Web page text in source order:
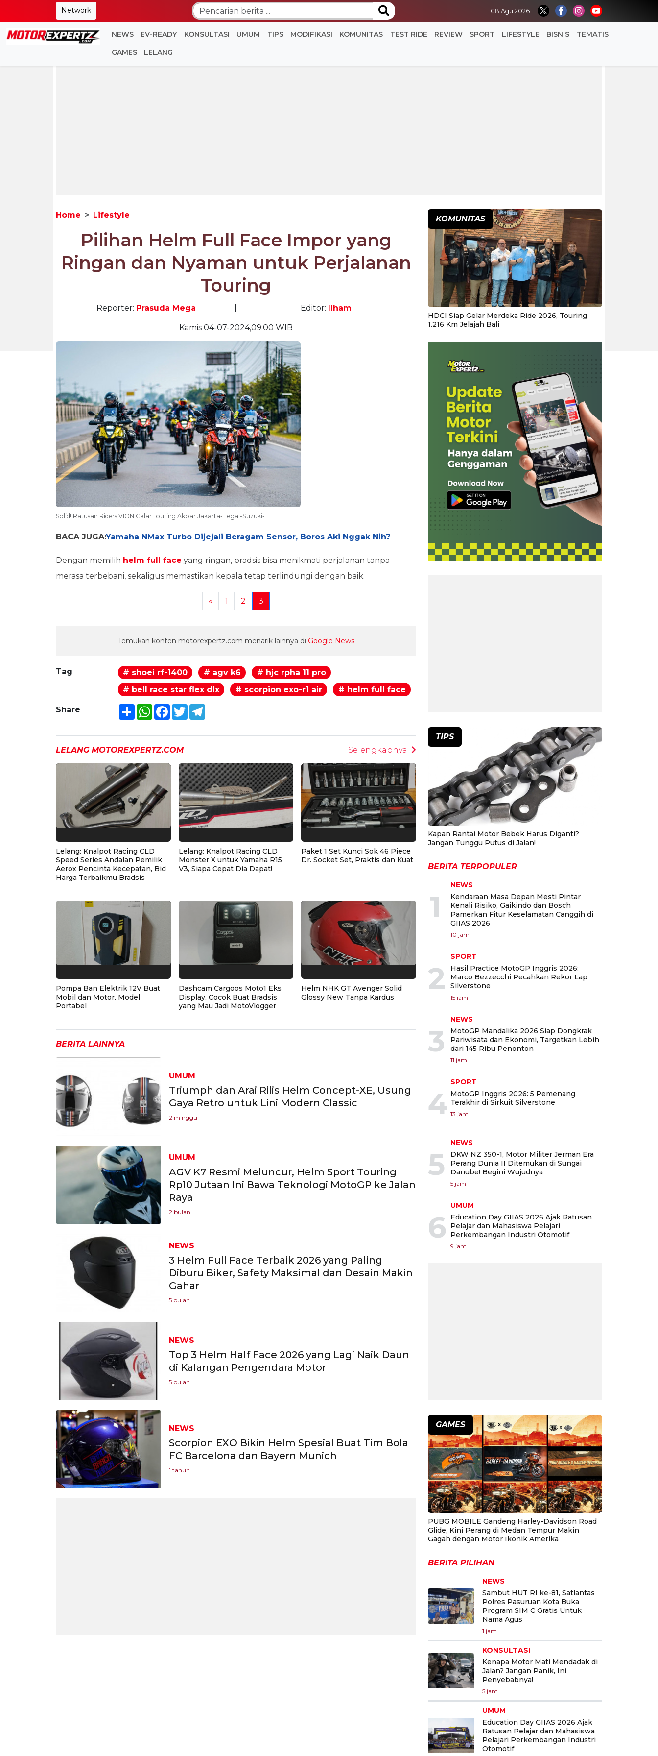
Network 08 Agu 2026
NEWS EV-READY KONSULTASI UMUM TIPS MODIFIKASI KOMUNITAS TEST RIDE REVIEW SPORT LIFESTYLE BISNIS TEMATIS
GAMES LELANG
Home Lifestyle
Pilihan Helm Full Face Impor yang
Ringan dan Nyaman untuk Perjalanan
Touring
Reporter: Prasuda Mega Editor: Ilham
Kamis 04-07-2024,09:00 WIB
Solid! Ratusan Riders VION Gelar Touring Akbar Jakarta- Tegal-Suzuki-
BACA JUGA:Yamaha NMax Turbo Dijejali Beragam Sensor, Boros Aki Nggak Nih?
Dengan memilih helm full face yang ringan, bradsis bisa menikmati perjalanan tanpa
merasa terbebani, sekaligus memastikan kepala tetap terlindungi dengan baik.
« 1 2 3
Temukan konten motorexpertz.com menarik lainnya di Google News
Tag # shoei rf-1400 # agv k6
# hjc rpha 11 pro
# bell race star flex dlx
# scorpion exo-r1 air # helm full face
Share ShareWhatsApp
Facebook
TwitterTelegram
LELANG MOTOREXPERTZ.COM Selengkapnya
Lelang: Knalpot Racing CLD
Speed Series Andalan Pemilik
Aerox Pencinta Kecepatan, Bid
Harga Terbaikmu Bradsis
Lelang: Knalpot Racing CLD
Monster X untuk Yamaha R15
V3, Siapa Cepat Dia Dapat!
Paket 1 Set Kunci Sok 46 Piece
Dr. Socket Set, Praktis dan Kuat
Pompa Ban Elektrik 12V Buat
Mobil dan Motor, Model
Portabel
Dashcam Cargoos Moto1 Eks
Display, Cocok Buat Bradsis
yang Mau Jadi MotoVlogger
Helm NHK GT Avenger Solid
Glossy New Tanpa Kardus
BERITA LAINNYA
UMUM
Triumph dan Arai Rilis Helm Concept-XE, Usung
Gaya Retro untuk Lini Modern Classic
2 minggu
UMUM
AGV K7 Resmi Meluncur, Helm Sport Touring
Rp10 Jutaan Ini Bawa Teknologi MotoGP ke Jalan
Raya
2 bulan
NEWS
3 Helm Full Face Terbaik 2026 yang Paling
Diburu Biker, Safety Maksimal dan Desain Makin
Gahar
5 bulan
NEWS
Top 3 Helm Half Face 2026 yang Lagi Naik Daun
di Kalangan Pengendara Motor
5 bulan
NEWS
Scorpion EXO Bikin Helm Spesial Buat Tim Bola
FC Barcelona dan Bayern Munich
1 tahun
KOMUNITAS
HDCI Siap Gelar Merdeka Ride 2026, Touring
1.216 Km Jelajah Bali
TIPS
Kapan Rantai Motor Bebek Harus Diganti?
Jangan Tunggu Putus di Jalan!
BERITA TERPOPULER
1
NEWS
Kendaraan Masa Depan Mesti Pintar
Kenali Risiko, Gaikindo dan Bosch
Pamerkan Fitur Keselamatan Canggih di
GIIAS 2026
10 jam
2
SPORT
Hasil Practice MotoGP Inggris 2026:
Marco Bezzecchi Pecahkan Rekor Lap
Silverstone
15 jam
3
NEWS
MotoGP Mandalika 2026 Siap Dongkrak
Pariwisata dan Ekonomi, Targetkan Lebih
dari 145 Ribu Penonton
11 jam
4
SPORT
MotoGP Inggris 2026: 5 Pemenang
Terakhir di Sirkuit Silverstone
13 jam
5
NEWS
DKW NZ 350-1, Motor Militer Jerman Era
Perang Dunia II Ditemukan di Sungai
Danube! Begini Wujudnya
5 jam
6
UMUM
Education Day GIIAS 2026 Ajak Ratusan
Pelajar dan Mahasiswa Pelajari
Perkembangan Industri Otomotif
9 jam
GAMES
PUBG MOBILE Gandeng Harley-Davidson Road
Glide, Kini Perang di Medan Tempur Makin
Gagah dengan Motor Ikonik Amerika
BERITA PILIHAN
NEWS
Sambut HUT RI ke-81, Satlantas
Polres Pasuruan Kota Buka
Program SIM C Gratis Untuk
Nama Agus
1 jam
KONSULTASI
Kenapa Motor Mati Mendadak di
Jalan? Jangan Panik, Ini
Penyebabnya!
5 jam
UMUM
Education Day GIIAS 2026 Ajak
Ratusan Pelajar dan Mahasiswa
Pelajari Perkembangan Industri
Otomotif